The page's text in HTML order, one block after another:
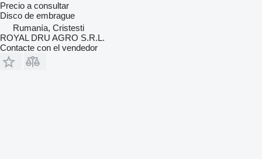
Precio a consultar
Disco de embrague
Rumanía, Cristesti
ROYAL DRU AGRO S.R.L.
Contacte con el vendedor